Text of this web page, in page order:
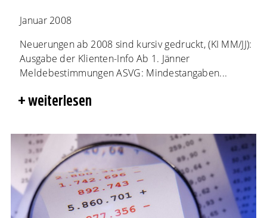
Januar 2008
Neuerungen ab 2008 sind kursiv gedruckt, (KI MM/JJ):
Ausgabe der Klienten-Info Ab 1. Jänner
Meldebestimmungen ASVG: Mindestangaben...
weiterlesen